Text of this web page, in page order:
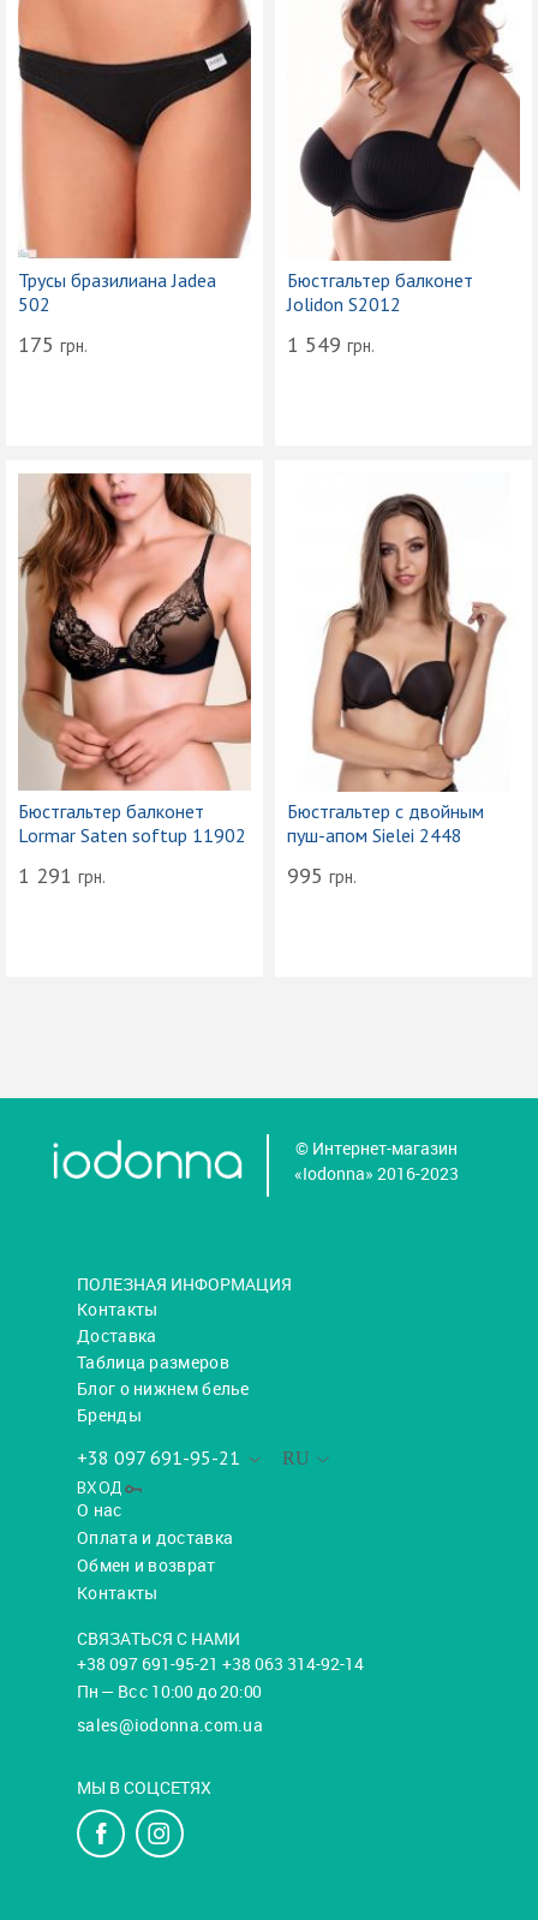
Трусы бразилиана Jadea
502
175 грн.
Бюстгальтер балконет
Jolidon S2012
1 549 грн.
Бюстгальтер балконет
Lormar Saten softup 11902
1 291 грн.
Бюстгальтер с двойным
пуш-апом Sielei 2448
995 грн.
© Интернет-магазин
«Iodonna» 2016-2023
ПОЛЕЗНАЯ ИНФОРМАЦИЯ
Контакты
Доставка
Таблица размеров
Блог о нижнем белье
Бренды
RU
+38 097 691-95-21
ВХОД
О нас
Оплата и доставка
Обмен и возврат
Контакты
СВЯЗАТЬСЯ С НАМИ
+38 097 691-95-21 +38 063 314-92-14
Пн — Вс с 10:00 до 20:00
sales@iodonna.com.ua
МЫ В СОЦСЕТЯХ